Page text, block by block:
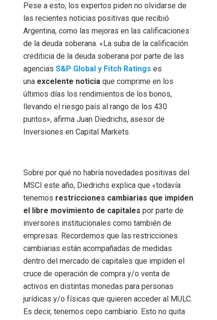
Pese a esto, los expertos piden no olvidarse de
las recientes noticias positivas que recibió
Argentina, como las mejoras en las calificaciones
de la deuda soberana. «La suba de la calificación
crediticia de la deuda soberana por parte de las
agencias S&P Global y Fitch Ratings es
una excelente noticia que comprime en los
últimos días los rendimientos de los bonos,
llevando el riesgo país al rango de los 430
puntos», afirma Juan Diedrichs, asesor de
Inversiones en Capital Markets.
Sobre por qué no habría novedades positivas del
MSCI este año, Diedrichs explica que «todavía
tenemos restricciones cambiarias que impiden
el libre movimiento de capitales por parte de
inversores institucionales como también de
empresas. Recordemos que las restricciones
cambiarias están acompañadas de medidas
dentro del mercado de capitales que impiden el
cruce de operación de compra y/o venta de
activos en distintas monedas para personas
jurídicas y/o físicas que quieren acceder al MULC.
Es decir, tenemos cepo cambiario. Esto no quita